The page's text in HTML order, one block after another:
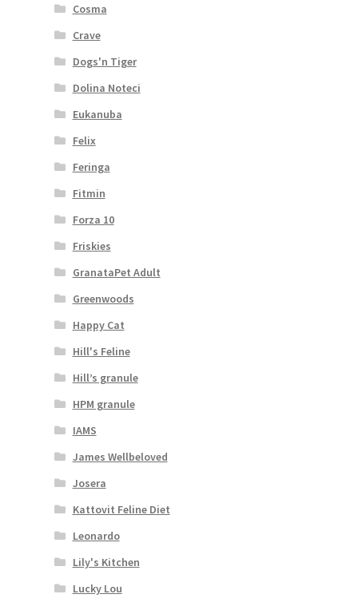
Cosma
Crave
Dogs'n Tiger
Dolina Noteci
Eukanuba
Felix
Feringa
Fitmin
Forza 10
Friskies
GranataPet Adult
Greenwoods
Happy Cat
Hill's Feline
Hill’s granule
HPM granule
IAMS
James Wellbeloved
Josera
Kattovit Feline Diet
Leonardo
Lily's Kitchen
Lucky Lou